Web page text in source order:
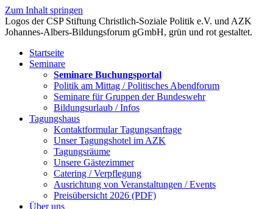
Zum Inhalt springen
Startseite
Seminare
Seminare Buchungsportal
Politik am Mittag / Politisches Abendforum
Seminare für Gruppen der Bundeswehr
Bildungsurlaub / Infos
Tagungshaus
Kontaktformular Tagungsanfrage
Unser Tagungshotel im AZK
Tagungsräume
Unsere Gästezimmer
Catering / Verpflegung
Ausrichtung von Veranstaltungen / Events
Preisübersicht 2026 (PDF)
Über uns